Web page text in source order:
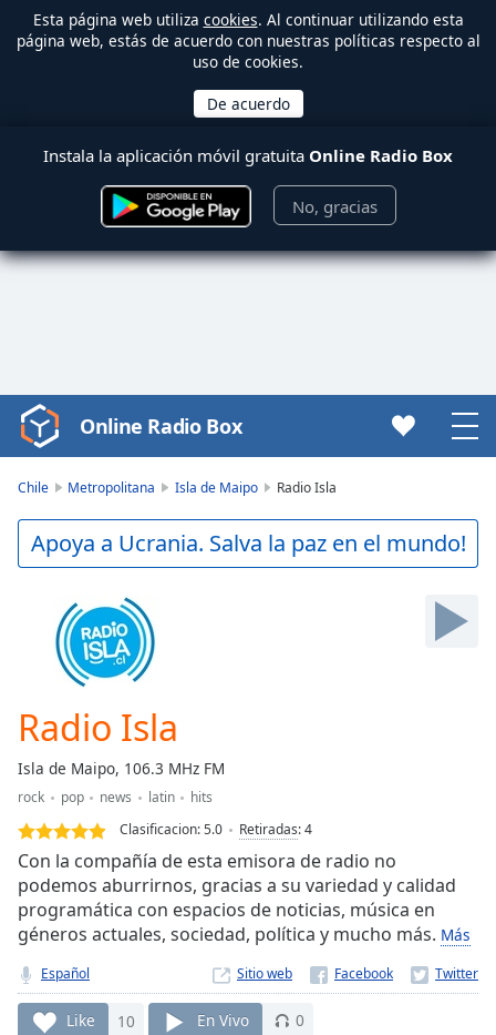
Esta página web utiliza cookies. Al continuar utilizando esta
página web, estás de acuerdo con nuestras políticas respecto al
uso de cookies.
Instala la aplicación móvil gratuita Online Radio Box
No, gracias
Video
Player
Play
Video
Backward
Forward
Current
Time0:00
Loaded :
0.00%
Stream
TypeLIVE
Seek to
live,
currently
live LIVE
Remaining
Time-
Online Radio Box
Chile Metropolitana Isla de Maipo Radio Isla
Apoya a Ucrania. Salva la paz en el mundo!
Radio Isla
Isla de Maipo, 106.3 MHz FM
rock pop news latin
hits
Clasificacion:5.0 Retiradas:4
Con la compañía de esta emisora de radio no
podemos aburrirnos, gracias a su variedad y calidad
programática con espacios de noticias, música en
géneros actuales, sociedad, política y mucho más. Más
Español Sitio web
Like 10 En Vivo 0